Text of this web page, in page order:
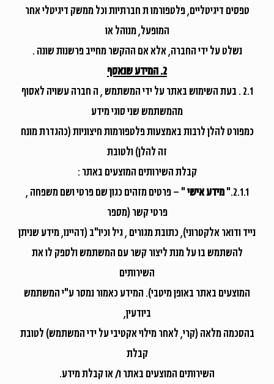
טפסים דיגיטליים, פלטפורמו ת חברתיות וכל ממשק דיגיטלי אחר
המופעל, מנוהל או
נשלט על ידי החברה, אלא אם ההקשר מחייב פרשנות שונה .
2. המידע שנאסף
2.1 . בעת השימוש באתר על ידי המשתמש , ה חברה עשויה לאסוף
מהמשתמש שני סוגי מידע
כמפורט להלן לרבות באמצעות פלטפורמות חיצוניות (כהגדרת מונח
זה להלן) ולטובת
קבלת השירותים המוצעים באתר :
2.1.1." מידע אישי" – פרטים מזהים כגון שם פרטי ושם משפחה ,
פרטי קשר (מספר
נייד ודואר אלקטרוני), כתובת מגורים , גיל וכיו"ב (דהיינו, מידע שניתן
להשתמש בו על מנת ליצור קשר עם המשתמש ולספק לו את
השירותים
המוצעים באתר באופן מיטבי). המידע כאמור נמסר ע"י המשתמש
ביודעין,
בהסכמה מלאה (קרי, לאחר מילוי אקטיבי על ידי המשתמש) לטובת
קבלת
השירותים המוצעים באתר ו/ או קבלת מידע.